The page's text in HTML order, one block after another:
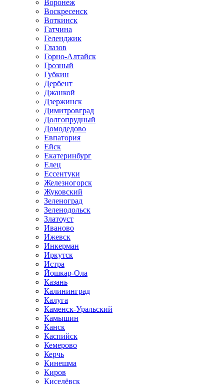
Воронеж
Воскресенск
Воткинск
Гатчина
Геленджик
Глазов
Горно-Алтайск
Грозный
Губкин
Дербент
Джанкой
Дзержинск
Димитровград
Долгопрудный
Домодедово
Евпатория
Ейск
Екатеринбург
Елец
Ессентуки
Железногорск
Жуковский
Зеленоград
Зеленодольск
Златоуст
Иваново
Ижевск
Инкерман
Иркутск
Истра
Йошкар-Ола
Казань
Калининград
Калуга
Каменск-Уральский
Камышин
Канск
Каспийск
Кемерово
Керчь
Кинешма
Киров
Киселёвск